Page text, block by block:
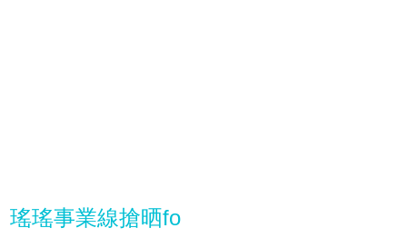
瑤瑤事業線搶晒fo